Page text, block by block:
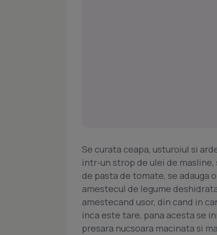
Se curata ceapa, usturoiul si
intr-un strop de ulei de
de pasta de tomate, se adauga
amestecul de legume
amestecand usor, din cand in
inca este tare, pana acesta se
presara nucsoara macinata si